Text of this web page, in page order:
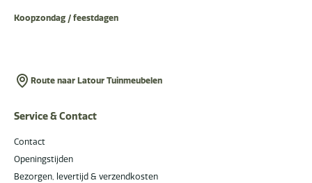
Koopzondag / feestdagen
Route naar Latour Tuinmeubelen
Service & Contact
Contact
Openingstijden
Bezorgen, levertijd & verzendkosten